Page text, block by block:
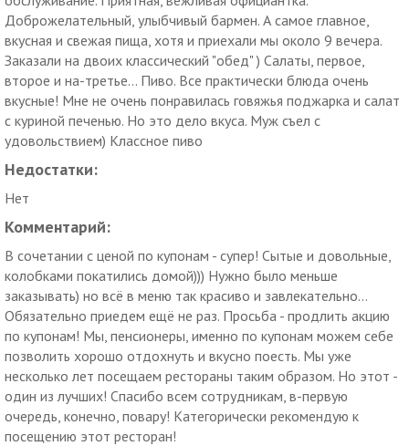
Доброжелательный, улыбчивый бармен. А самое главное,
вкусная и свежая пища, хотя и приехали мы около 9 вечера.
Заказали на двоих классический "обед" ) Салаты, первое,
второе и на-третье... Пиво. Все практически блюда очень
вкусные! Мне не очень понравилась говяжья поджарка и салат
с куриной печенью. Но это дело вкуса. Муж съел с
удовольствием) Классное пиво
Недостатки:
Нет
Комментарий:
В сочетании с ценой по купонам - супер! Сытые и довольные,
колобками покатились домой))) Нужно было меньше
заказывать) но всё в меню так красиво и завлекательно...
Обязательно приедем ещё не раз. Просьба - продлить акцию
по купонам! Мы, пенсионеры, именно по купонам можем себе
позволить хорошо отдохнуть и вкусно поесть. Мы уже
несколько лет посещаем рестораны таким образом. Но этот -
один из лучших! Спасибо всем сотрудникам, в-первую
очередь, конечно, повару! Категорически рекомендую к
посещению этот ресторан!